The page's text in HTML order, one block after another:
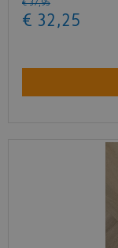
€ 37,95
€ 32 ,25